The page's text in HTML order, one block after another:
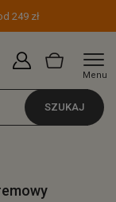
249 zł
Menu
SZUKAJ